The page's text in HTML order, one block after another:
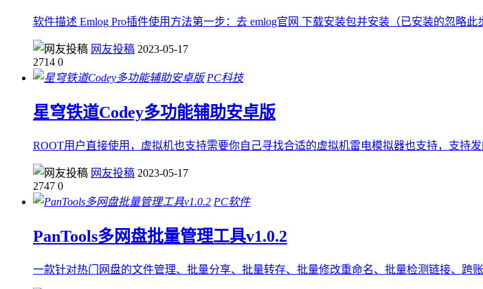
软件描述 Emlog Pro插件使用方法第一步：去 emlog官网 下载安装包并安装（已安装的忽略此
网友投稿 2023-05-17
2714 0
PC科技
星穹铁道Codey多功能辅助安卓版
ROOT用户直接使用，虚拟机也支持需要你自己寻找合适的虚拟机雷电模拟器也支持，支持
网友投稿 2023-05-17
2747 0
PC软件
PanTools多网盘批量管理工具v1.0.2
一款针对热门网盘的文件管理、批量分享、批量转存、批量修改重命名、批量检测链接、跨